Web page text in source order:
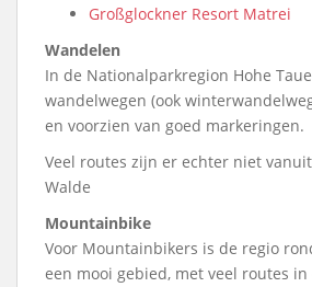
Großglockner Resort Matrei
Wandelen
In de Nationalparkregion Hohe
wandelwegen (ook
en voorzien van goed markeringen.
Veel routes zijn er echter niet
Walde
Mountainbike
Voor Mountainbikers is de regio
een mooi gebied, met veel routes in